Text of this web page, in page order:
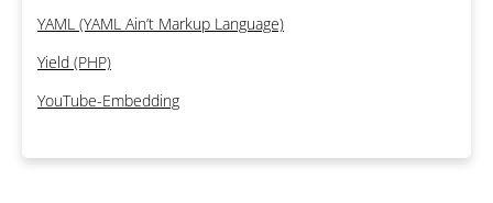
YAML (YAML Ain’t Markup Language)
Yield (PHP)
YouTube-Embedding